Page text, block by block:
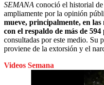
SEMANA conoció el historial
ampliamente por la opinión
mueve, principalmente, en
con el respaldo de más de 594
consultadas por este medio. Su
proviene de la extorsión y el
Videos Semana